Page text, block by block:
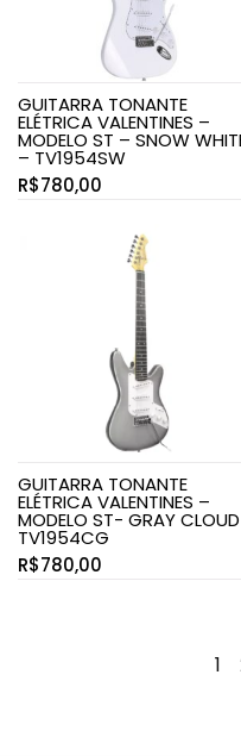
GUITARRA TONANTE
ELÉTRICA VALENTINES –
MODELO ST – SNOW
– TV1954SW
R$780,00
GUITARRA TONANTE
ELÉTRICA VALENTINES –
MODELO ST- GRAY
TV1954CG
R$780,00
1